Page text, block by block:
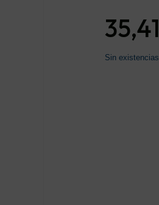
35,41
Sin existencias